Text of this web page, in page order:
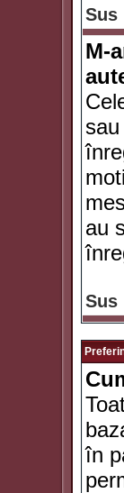
Sus
M-
au
Sus
în